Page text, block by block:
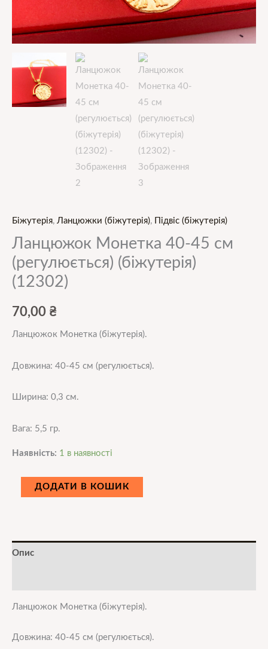
Біжутерія, Ланцюжки (біжутерія), Підвіс (біжутерія)
Ланцюжок Монетка 40-45 см
(регулюється) (біжутерія)
(12302)
70,00 ₴
Ланцюжок Монетка (біжутерія).
Довжина: 40-45 см (регулюється).
Ширина: 0,3 см.
Вага: 5,5 гр.
Наявність: 1 в наявності
ДОДАТИ В КОШИК
Опис
Ланцюжок Монетка (біжутерія).
Довжина: 40-45 см (регулюється).